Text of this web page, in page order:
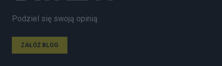
Podziel się swoją opinią
ZAŁÓŻ BLOG